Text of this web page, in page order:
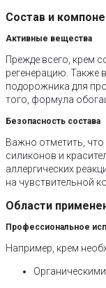
Состав и
Активные вещества
Прежде всего, крем
регенерацию. Также
подорожника для
того, формула
Безопасность состава
Важно отметить,
силиконов и
аллергических
на чувствительной
Области
Профессиональное
Например, крем